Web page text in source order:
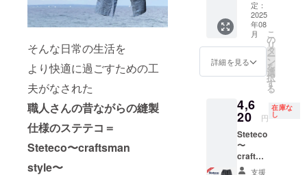
そんな日常の生活を
より快適に過ごすための工
夫がなされた
職人さんの昔ながらの縫製
仕様のステテコ＝
Steteco〜craftsman
style〜
ご報告
をさせ
ていた
だきま
明点は
メッ
問い合
わせく
ださ
い！
仕様部
材の供
給状
況、製
造工程
上の都
遅れて
しまう
ありま
す。そ
の場
合、活
ジェク
ト本文
に記載
してお
りま
す。 ※
部変更
になる
可能性
もござ
います
旨、ご
了承く
コ】
ビーチ
ステテ
コ ベー
ジュ 早
割
¥4,620(
税、送
一般販
売予定
価格
¥6,600
のとこ
ろ ※ア
イテム
定：
2025
年08
月
詳細を見る
こ
の
リ
タ
ー
ン
を
選
択
す
る
4,6
20 円
在庫な
し
Steteco
〜
craftsm
an
支援